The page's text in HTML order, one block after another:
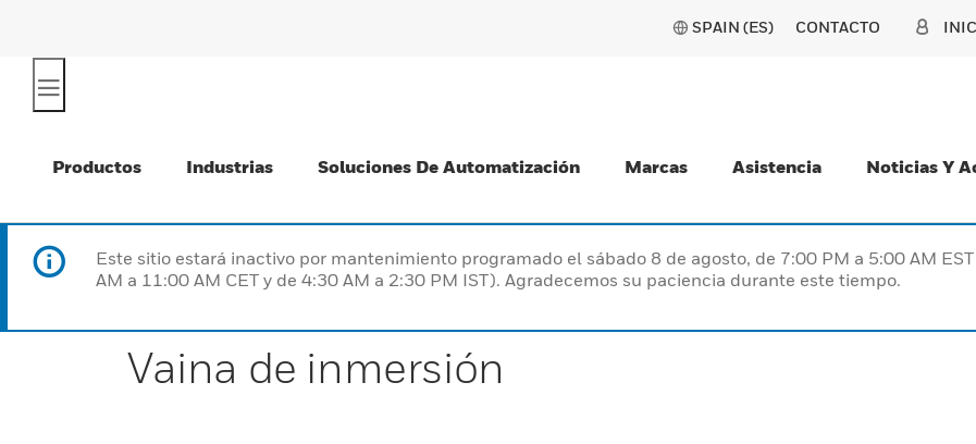
SPAIN (ES) CONTACTO
Productos Industrias Soluciones De Automatización Marcas Asistencia Noticias Y
Este sitio estará inactivo por mantenimiento programado el sábado 8 de agosto, de 7:00 PM a 5:00 AM
AM a 11:00 AM CET y de 4:30 AM a 2:30 PM IST). Agradecemos su paciencia durante este tiempo.
Vaina de inmersión